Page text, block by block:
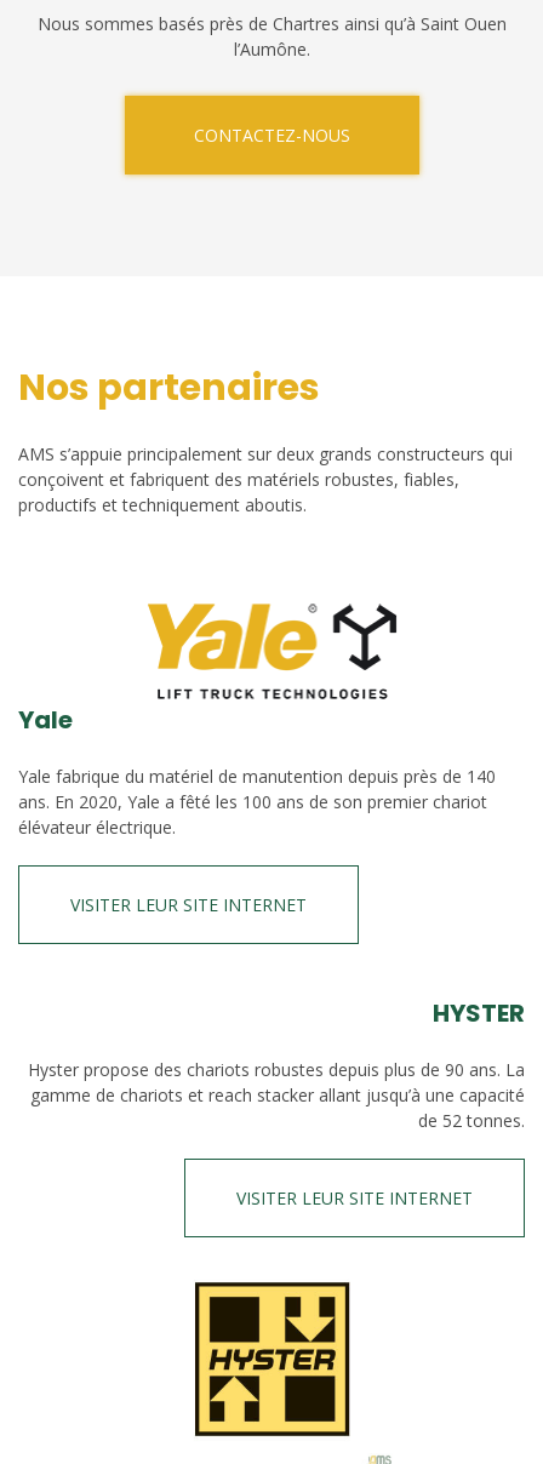
Nous sommes basés près de Chartres ainsi qu’à Saint Ouen
l’Aumône.
CONTACTEZ-NOUS
Nos partenaires
AMS s’appuie principalement sur deux grands constructeurs qui
conçoivent et fabriquent des matériels robustes, fiables,
productifs et techniquement aboutis.
Yale
Yale fabrique du matériel de manutention depuis près de 140
ans. En 2020, Yale a fêté les 100 ans de son premier chariot
élévateur électrique.
VISITER LEUR SITE INTERNET
HYSTER
Hyster propose des chariots robustes depuis plus de 90 ans. La
gamme de chariots et reach stacker allant jusqu’à une capacité
de 52 tonnes.
VISITER LEUR SITE INTERNET